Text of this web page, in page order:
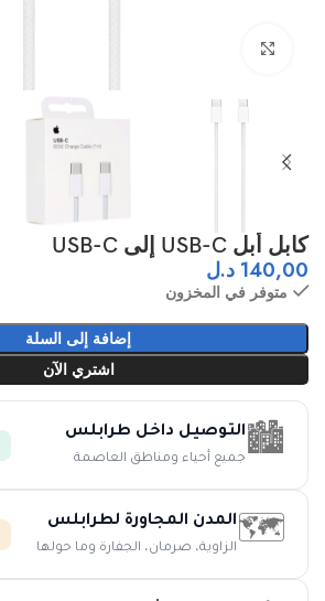
كابل أبل USB-C إلى USB-C
140,00 د.ل
متوفر في المخزون
إضافة إلى السلة
اشتري الآن
🏙️التوصيل داخل طرابلس
جميع أحياء ومناطق العاصمة
🗺️المدن المجاورة لطرابلس
الزاوية، صرمان، الجفارة وما حولها